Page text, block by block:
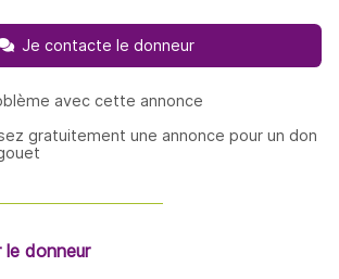
Je contacte le donneur
avec cette annonce
gratuitement une annonce pour un don
donneur